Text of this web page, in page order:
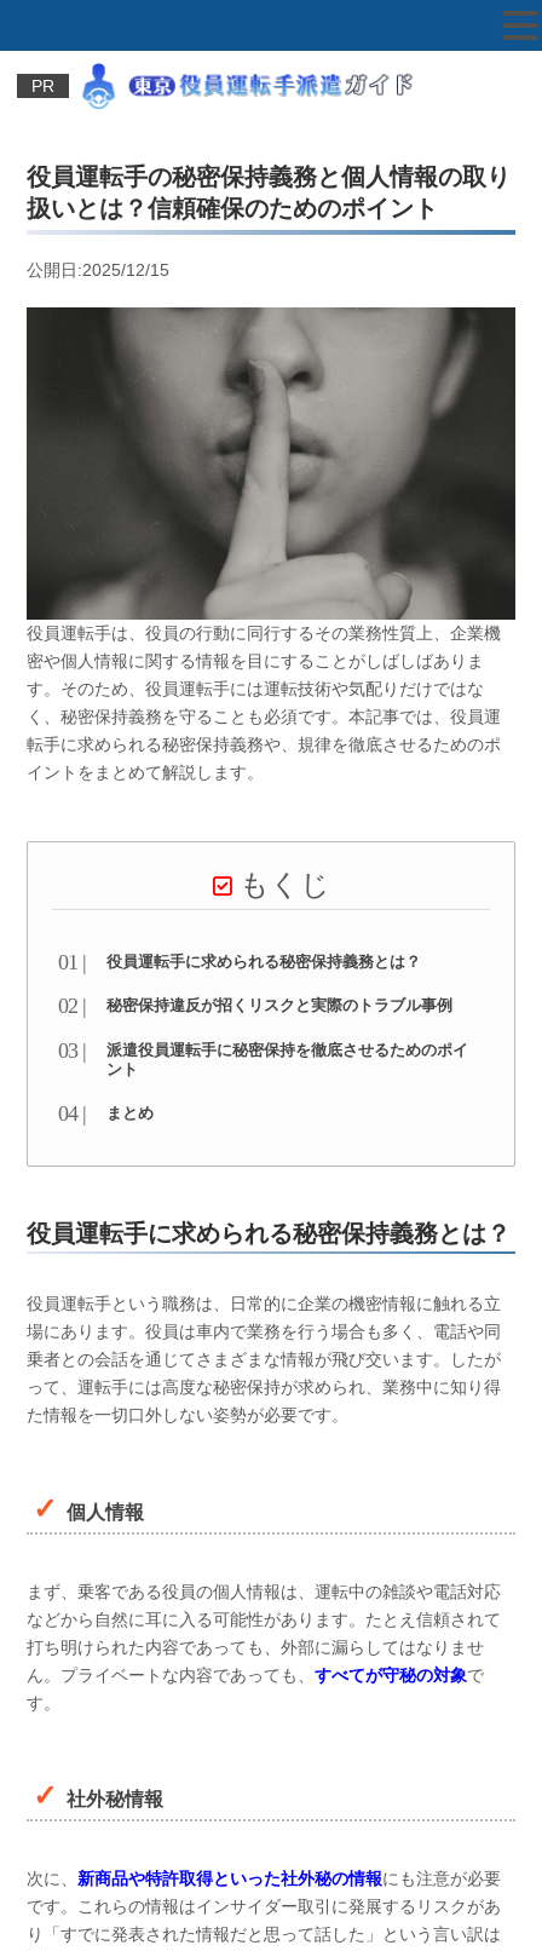
PR
役員運転手の秘密保持義務と個人情報の取り
扱いとは？信頼確保のためのポイント
公開日:2025/12/15
役員運転手は、役員の行動に同行するその業務性質上、企業機
密や個人情報に関する情報を目にすることがしばしばありま
す。そのため、役員運転手には運転技術や気配りだけではな
く、秘密保持義務を守ることも必須です。本記事では、役員運
転手に求められる秘密保持義務や、規律を徹底させるためのポ
イントをまとめて解説します。
もくじ
役員運転手に求められる秘密保持義務とは？
秘密保持違反が招くリスクと実際のトラブル事例
派遣役員運転手に秘密保持を徹底させるためのポイ
ント
まとめ
役員運転手に求められる秘密保持義務とは？
役員運転手という職務は、日常的に企業の機密情報に触れる立
場にあります。役員は車内で業務を行う場合も多く、電話や同
乗者との会話を通じてさまざまな情報が飛び交います。したが
って、運転手には高度な秘密保持が求められ、業務中に知り得
た情報を一切口外しない姿勢が必要です。
個人情報
まず、乗客である役員の個人情報は、運転中の雑談や電話対応
などから自然に耳に入る可能性があります。たとえ信頼されて
打ち明けられた内容であっても、外部に漏らしてはなりませ
ん。プライベートな内容であっても、 すべてが守秘の対象で
す。
社外秘情報
次に、 新商品や特許取得といった社外秘の情報にも注意が必要
です。これらの情報はインサイダー取引に発展するリスクがあ
り「すでに発表された情報だと思って話した」という言い訳は